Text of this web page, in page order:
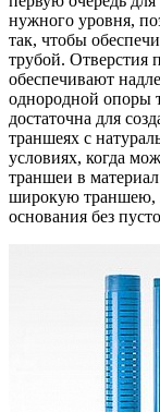
нужного уровня,
так, чтобы
трубой. Отверстия
обеспечивают
однородной опоры
достаточна для
траншеях с
условиях, когда
траншеи в
широкую траншею,
основания без